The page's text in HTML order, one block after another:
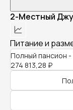
2-Местный
Питание и
Полный пансион
274 813,28 ₽